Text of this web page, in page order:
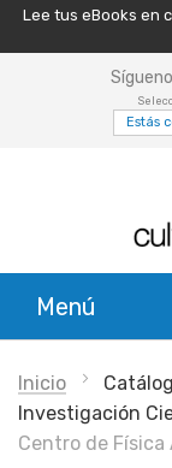
Lee tus eBooks en
Estás
Menú
Inicio
Investigación
Centro de Física